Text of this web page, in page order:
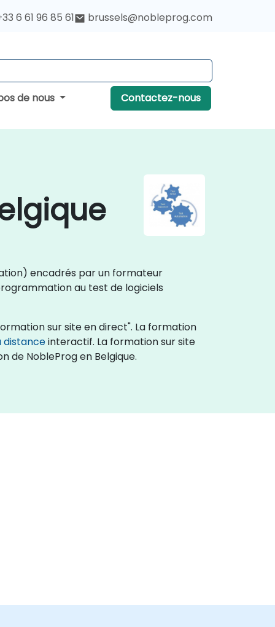
6 61 96 85 61 brussels@nobleprog.com
de nous Contactez-nous
encadrés par un formateur
au test de logiciels
sur site en direct". La formation
distanceinteractif. La formation sur site
de NobleProg en Belgique.